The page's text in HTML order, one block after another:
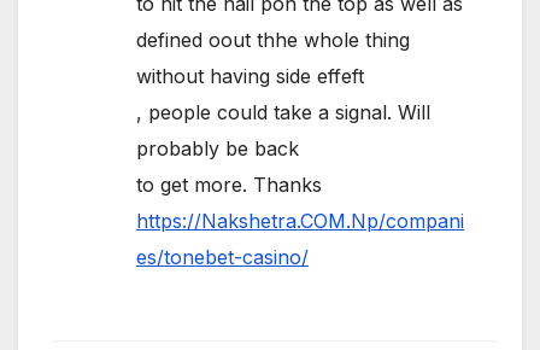
defined oout thhe whole thing
without having side effeft
, people could take a signal. Will
probably be back
to get more. Thanks
https://Nakshetra.COM.Np/compani
es/tonebet-casino/